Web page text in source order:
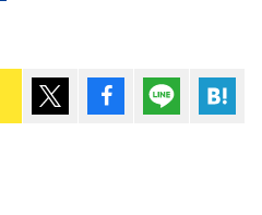
ポスト シェア Lineで送